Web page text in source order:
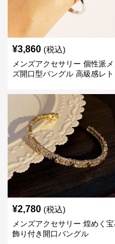
¥3,860 (税込)
メンズアクセサリー 個性派メ
ズ開口型バングル 高級感レト
¥2,780 (税込)
メンズアクセサリー 煌めく
飾り付き開口バングル